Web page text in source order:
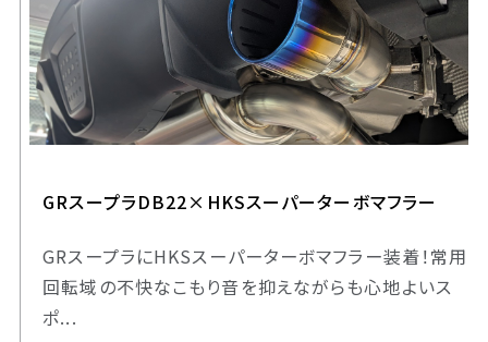
GRスープラDB22×HKSスーパーターボマフラー
GRスープラにHKSスーパーターボマフラー装着！常用
回転域の不快なこもり音を抑えながらも心地よいス
ポ...